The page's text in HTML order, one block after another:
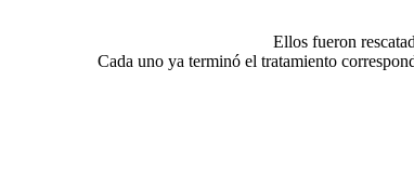
Ellos fueron
Cada uno ya terminó el tratamiento